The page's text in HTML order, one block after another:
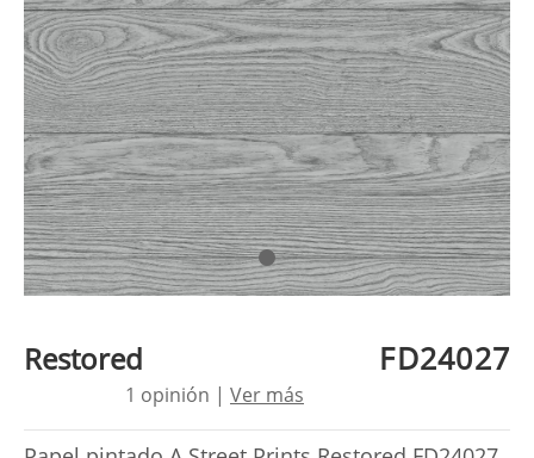
Restored FD24027
1 opinión | Ver más